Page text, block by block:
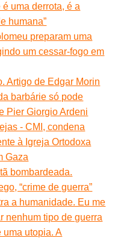
é uma derrota, é a
humana”
preparam uma
um cessar-fogo em
Artigo de Edgar Morin
barbárie só pode
Pier Giorgio Ardeni
- CMI, condena
à Igreja Ortodoxa
Gaza
bombardeada.
“crime de guerra”
a humanidade. Eu me
nenhum tipo de guerra
uma utopia. A